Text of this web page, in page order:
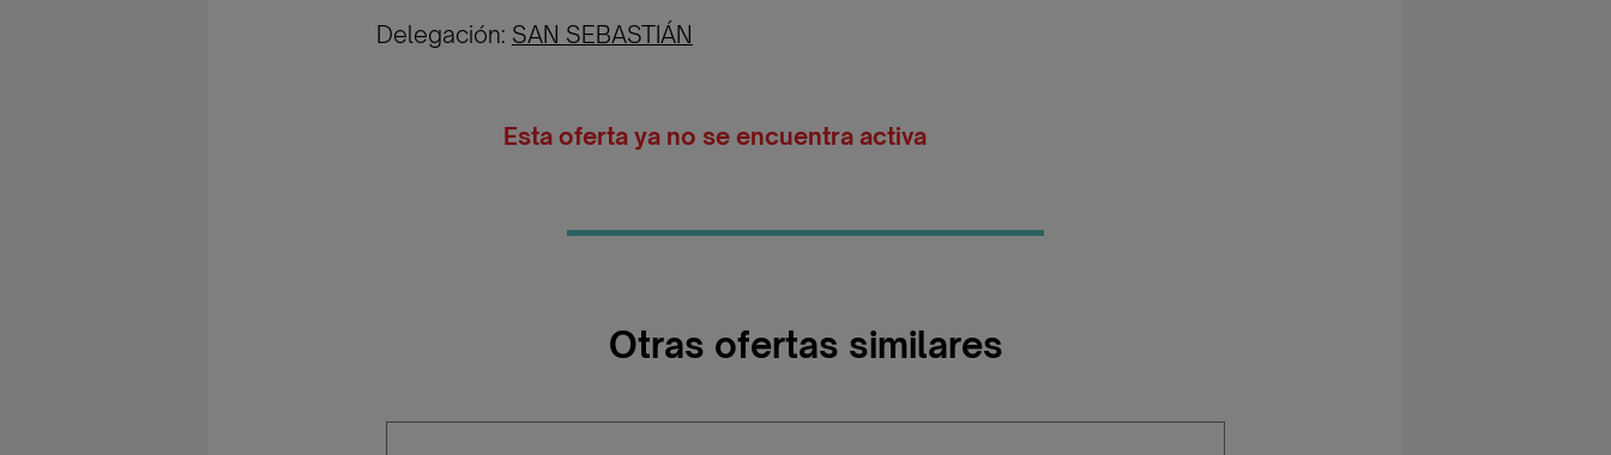
Delegación: SAN SEBASTIÁN
Esta oferta ya no se encuentra activa
Otras ofertas similares